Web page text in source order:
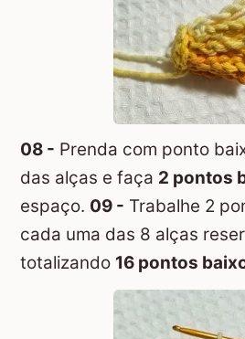
08 - Prenda com ponto
das alças e faça 2 pontos
espaço. 09 - Trabalhe 2
cada uma das 8 alças
totalizando 16 pontos